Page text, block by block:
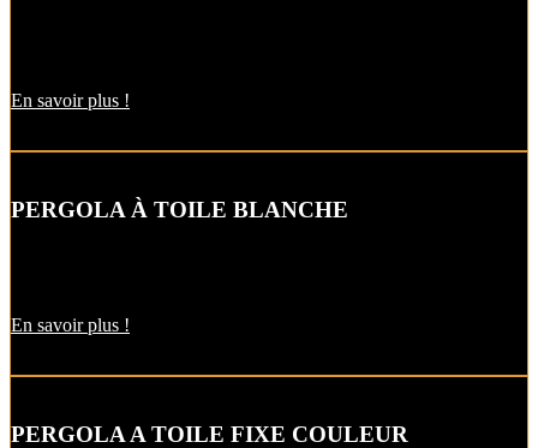
En savoir plus !
PERGOLA À TOILE BLANCHE
En savoir plus !
PERGOLA A TOILE FIXE COULEUR